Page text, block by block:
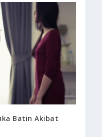
Batin Akibat